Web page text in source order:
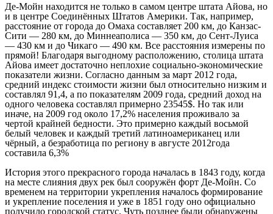
Де-Мойн находится не только в самом центре штата Айова, но
и в центре Соединённых Штатов Америки. Так, например,
расстояние от города до Омаха составляет 200 км, до Канзас-
Сити — 280 км, до Миннеаполиса — 350 км, до Сент-Луиса
— 430 км и до Чикаго — 490 км. Все расстояния измерены по
прямой! Благодаря выгодному расположению, столица штата
Айова имеет достаточно неплохие социально-экономические
показатели жизни. Согласно данным за март 2012 года,
средний индекс стоимости жизни был относительно низким и
составлял 91,4, а по показателям 2009 года, средний доход на
одного человека составлял примерно 23545$. Но так или
иначе, на 2009 год около 17,2% населения проживало за
чертой крайней бедности. Это примерно каждый восьмой
белый человек и каждый третий латиноамериканец или
чёрный, а безработица по региону в августе 2012года
составила 6,3%
История этого прекрасного города началась в 1843 году, когда
на месте слияния двух рек был сооружён форт Де-Мойн. Со
временем на территории укрепления началось формирование
и укрепление поселения и уже в 1851 году оно официально
получило городской статус. Чуть позднее были обнаружены